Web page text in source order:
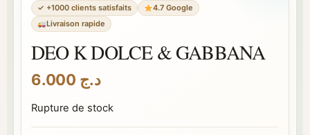
✓ +1000 clients satisfaits
4.7 Google
Livraison rapide
DEO K DOLCE & GABBANA
د.ج
Rupture de stock